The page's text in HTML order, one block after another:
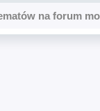
na forum